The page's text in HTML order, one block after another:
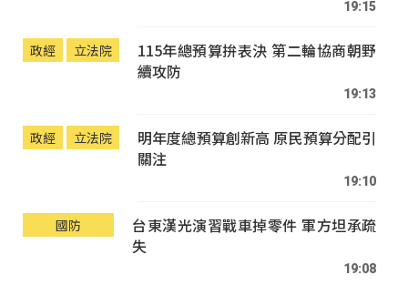
19:15
政經 立法院
115年總預算拚表決 第二輪協商朝野
續攻防
19:13
政經 立法院
明年度總預算創新高 原民預算分配引
關注
19:10
國防
台東漢光演習戰車掉零件 軍方坦承疏
失
19:08